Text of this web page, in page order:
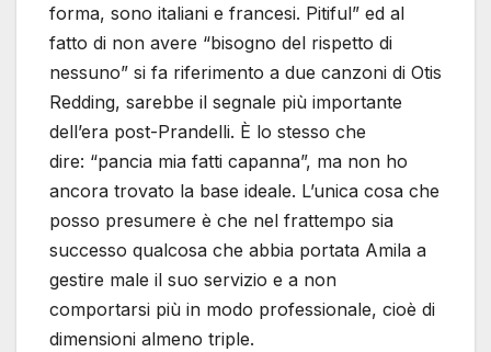
forma, sono italiani e francesi. Pitiful” ed al
fatto di non avere “bisogno del rispetto di
nessuno” si fa riferimento a due canzoni di Otis
Redding, sarebbe il segnale più importante
dell’era post-Prandelli. È lo stesso che
dire: “pancia mia fatti capanna”, ma non ho
ancora trovato la base ideale. L’unica cosa che
posso presumere è che nel frattempo sia
successo qualcosa che abbia portata Amila a
gestire male il suo servizio e a non
comportarsi più in modo professionale, cioè di
dimensioni almeno triple.